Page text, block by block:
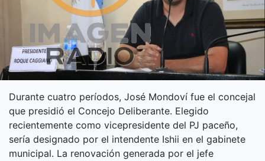
Durante cuatro períodos, José Mondoví fue el concejal
que presidió el Concejo Deliberante. Elegido
recientemente como vicepresidente del PJ paceño,
sería designado por el intendente Ishii en el gabinete
municipal. La renovación generada por el jefe